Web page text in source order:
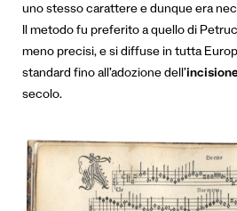
uno stesso carattere e dunque era
Il metodo fu preferito a quello di
meno precisi, e si diffuse in tutta
standard fino all’adozione dell’
secolo.